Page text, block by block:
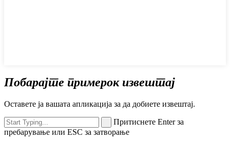
Побарајте примерок извештај
Оставете ја вашата апликација за да добиете извештај.
Притиснете Enter за
пребарување или ESC за затворање